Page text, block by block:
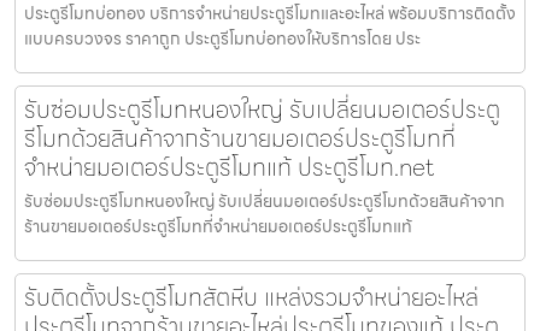
ประตูรีโมทบ่อทอง บริการจำหน่ายประตูรีโมทและอะไหล่ พร้อมบริการติดตั้ง
แบบครบวงจร ราคาถูก ประตูรีโมทบ่อทองให้บริการโดย ประ
รับซ่อมประตูรีโมทหนองใหญ่ รับเปลี่ยนมอเตอร์ประตู
รีโมทด้วยสินค้าจากร้านขายมอเตอร์ประตูรีโมทที่
จำหน่ายมอเตอร์ประตูรีโมทแท้ ประตูรีโมท.net
รับซ่อมประตูรีโมทหนองใหญ่ รับเปลี่ยนมอเตอร์ประตูรีโมทด้วยสินค้าจาก
ร้านขายมอเตอร์ประตูรีโมทที่จำหน่ายมอเตอร์ประตูรีโมทแท้
รับติดตั้งประตูรีโมทสัตหีบ แหล่งรวมจำหน่ายอะไหล่